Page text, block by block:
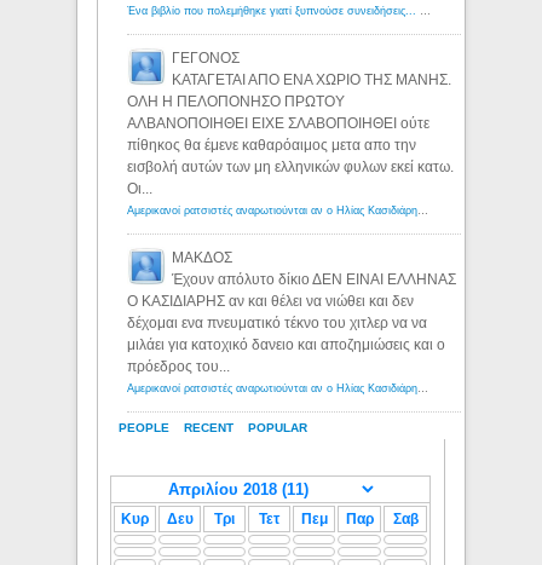
PEOPLE RECENT POPULAR
Ένα βιβλίο που πολεμήθηκε γιατί ξυπνούσε συνειδήσεις... - Λόγιος Ερμής | Η γνώση ξεκινάει με την αναζήτηση...
ΓΕΓΟΝΟΣ
ΚΑΤΑΓΕΤΑΙ ΑΠΟ ΕΝΑ ΧΩΡΙΟ ΤΗΣ ΜΑΝΗΣ.
ΟΛΗ Η ΠΕΛΟΠΟΝΗΣΟ ΠΡΩΤΟΥ
ΑΛΒΑΝΟΠΟΙΗΘΕΙ ΕΙΧΕ ΣΛΑΒΟΠΟΙΗΘΕΙ ούτε
πίθηκος θα έμενε καθαρόαιμος μετα απο την
εισβολή αυτών των μη ελληνικών φυλων εκεί κατω.
Οι...
Αμερικανοί ρατσιστές αναρωτιούνται αν ο Ηλίας Κασιδιάρης ανήκει στη λευκή φυλή... - Λόγιος Ερμής
ΜΑΚΔΟΣ
Έχουν απόλυτο δίκιο ΔΕΝ ΕΙΝΑΙ ΕΛΛΗΝΑΣ
Ο ΚΑΣΙΔΙΑΡΗΣ αν και θέλει να νιώθει και δεν
δέχομαι ενα πνευματικό τέκνο του χιτλερ να να
μιλάει για κατοχικό δανειο και αποζημιώσεις και ο
πρόεδρος του...
Αμερικανοί ρατσιστές αναρωτιούνται αν ο Ηλίας Κασιδιάρης ανήκει στη λευκή φυλή... - Λόγιος Ερμής
Κυρ Δευ Τρι Τετ Πεμ Παρ Σαβ